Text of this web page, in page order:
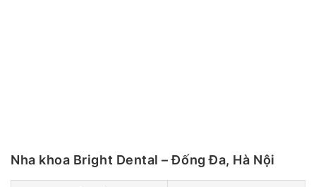
Nha khoa Bright Dental – Đống Đa, Hà Nội